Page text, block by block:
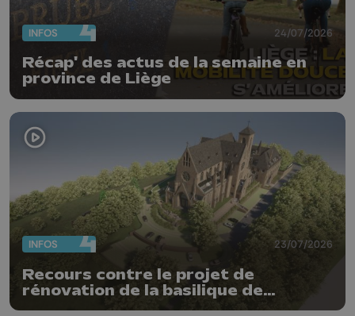
INFOS 24/07/2026
Récap' des actus de la semaine en
province de Liège
INFOS 23/07/2026
Recours contre le projet de
rénovation de la basilique de
Chevremont